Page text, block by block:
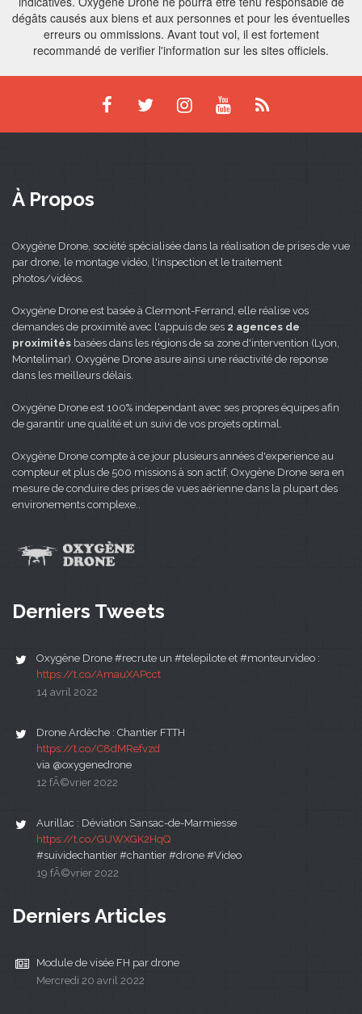
dégâts causés aux biens et aux personnes et pour les éventuelles
erreurs ou ommissions. Avant tout vol, il est fortement
recommandé de verifier l'information sur les sites officiels.
À Propos
Oxygène Drone, société spécialisée dans la réalisation de prises de vue
par drone, le montage vidéo, l'inspection et le traitement
photos/vidéos.
Oxygène Drone est basée à Clermont-Ferrand, elle réalise vos
demandes de proximité avec l'appuis de ses 2 agences de
proximités basées dans les régions de sa zone d'intervention (Lyon,
Montelimar). Oxygène Drone asure ainsi une réactivité de reponse
dans les meilleurs délais.
Oxygène Drone est 100% independant avec ses propres équipes afin
de garantir une qualité et un suivi de vos projets optimal.
Oxygène Drone compte à ce jour plusieurs années d'experience au
compteur et plus de 500 missions à son actif, Oxygène Drone sera en
mesure de conduire des prises de vues aérienne dans la plupart des
environements complexe..
Derniers Tweets
Oxygène Drone #recrute un #telepilote et #monteurvideo :
https://t.co/AmauXAPcct
14 avril 2022
Drone Ardèche : Chantier FTTH
https://t.co/C8dMRefvzd
via @oxygenedrone
12 fÃ©vrier 2022
Aurillac : Déviation Sansac-de-Marmiesse
https://t.co/GUWXGK2HqQ
#suividechantier #chantier #drone #Video
19 fÃ©vrier 2022
Derniers Articles
Module de visée FH par drone
Mercredi 20 avril 2022